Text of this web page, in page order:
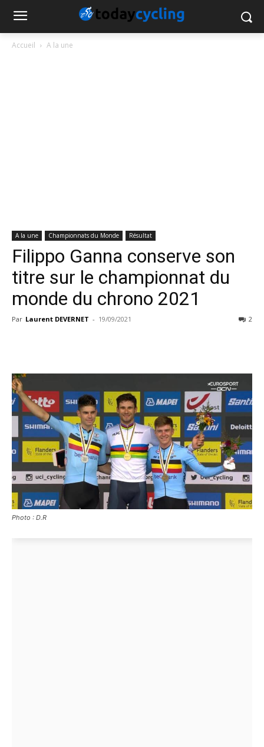
Accueil A la une
A la une Championnats du Monde Résultat
Filippo Ganna conserve son
titre sur le championnat du
monde du chrono 2021
Par Laurent DEVERNET - 19/09/2021 2
Photo : D.R